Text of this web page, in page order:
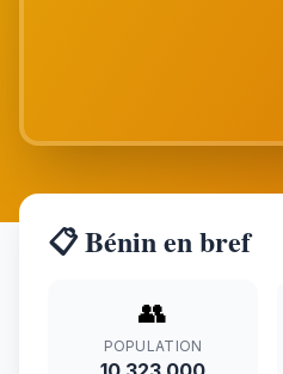
📋 Bénin en bref
👥
POPULATION